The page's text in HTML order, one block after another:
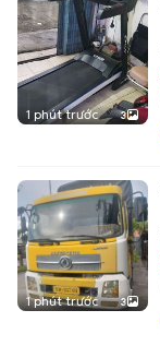
1 phút trước 3
1 phút trước 3